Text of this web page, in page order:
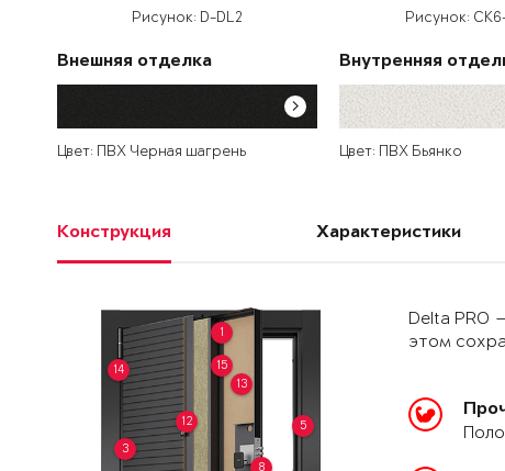
Рисунок: D-DL2
Внешняя отделка
Цвет: ПВХ Черная шагрень
Рисунок:
Внутренняя
Цвет: ПВХ Бьянко
Конструкция Характеристики
1
3
5
8
12
13
14 15
Delta PRO
этом